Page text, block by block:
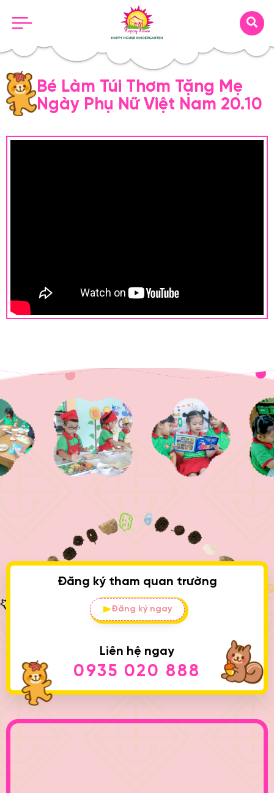
Bé Làm Túi Thơm Tặng Mẹ
Ngày Phụ Nữ Việt Nam 20.10
Đăng ký tham quan trường
Đăng ký ngay
Liên hệ ngay
0935 020 888